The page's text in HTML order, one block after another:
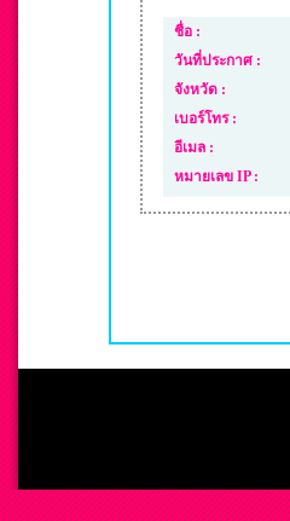
ชื่อ :
วันที่ประกาศ :
จังหวัด :
เบอร์โทร :
อีเมล :
หมายเลข IP :